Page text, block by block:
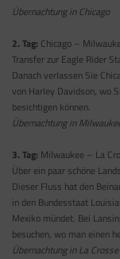
Übernachtung in Chicago
2. Tag: Chicago –
Transfer zur Eagle Rider
Danach verlassen Sie
von Harley Davidson, wo
besichtigen können.
Übernachtung in
3. Tag: Milwaukee – La
Über ein paar schöne
Dieser Fluss hat den
in den Bundesstaat
Mexiko mündet. Bei
besuchen, wo man einen
Übernachtung in La Crosse